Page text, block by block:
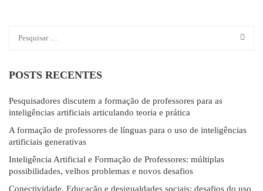
POSTS RECENTES
Pesquisadores discutem a formação de professores para as
inteligências artificiais articulando teoria e prática
A formação de professores de línguas para o uso de inteligências
artificiais generativas
Inteligência Artificial e Formação de Professores: múltiplas
possibilidades, velhos problemas e novos desafios
Conectividade, Educação e desigualdades sociais: desafios do uso